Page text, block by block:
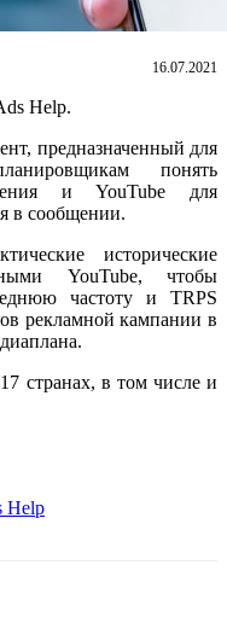
16.07.2021
Help.
предназначенный для
понять
и YouTube для
в сообщении.
исторические
YouTube, чтобы
частоту и TRPS
рекламной кампании в
странах, в том числе и
Help